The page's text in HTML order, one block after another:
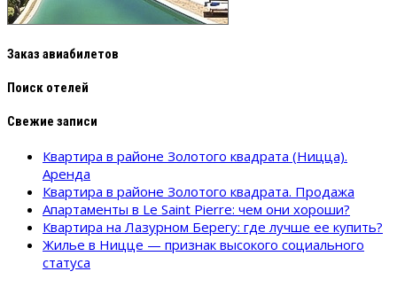
Заказ авиабилетов
Поиск отелей
Свежие записи
Квартира в районе Золотого квадрата (Ницца).
Аренда
Квартира в районе Золотого квадрата. Продажа
Апартаменты в Le Saint Pierre: чем они хороши?
Квартира на Лазурном Берегу: где лучше ее купить?
Жилье в Ницце — признак высокого социального
статуса